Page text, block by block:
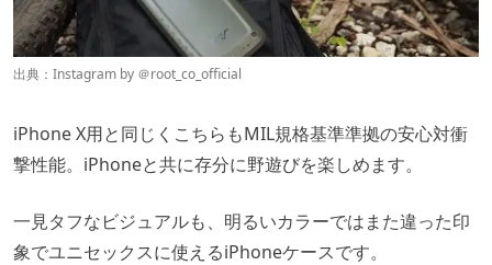
出典：Instagram by ＠root_co_official
iPhone X用と同じくこちらもMIL規格基準準拠の安心対衝
撃性能。iPhoneと共に存分に野遊びを楽しめます。
一見タフなビジュアルも、明るいカラーではまた違った印
象でユニセックスに使えるiPhoneケースです。